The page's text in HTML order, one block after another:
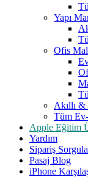
Yapı
Ofis
Akıllı
Tüm
Apple Eğitim
Yardım
Sipariş
Pasaj Blog
iPhone